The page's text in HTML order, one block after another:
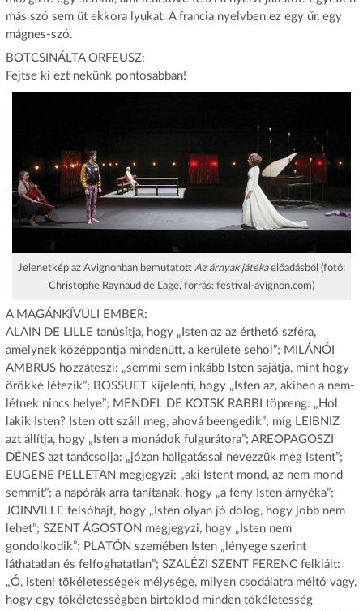
más szó sem üt ekkora lyukat. A francia nyelvben ez egy űr, egy
mágnes-szó.
BOTCSINÁLTA ORFEUSZ:
Fejtse ki ezt nekünk pontosabban!
Jelenetkép az Avignonban bemutatott Az árnyak játékaelőadásból (fotó:
Christophe Raynaud de Lage, forrás: festival-avignon.com)
A MAGÁNKÍVÜLI EMBER:
ALAIN DE LILLE tanúsítja, hogy „Isten az az érthető szféra,
amelynek középpontja mindenütt, a kerülete sehol”; MILÁNÓI
AMBRUS hozzáteszi: „semmi sem inkább Isten sajátja, mint hogy
örökké létezik”; BOSSUET kijelenti, hogy „Isten az, akiben a nem-
létnek nincs helye”; MENDEL DE KOTSK RABBI töpreng: „Hol
lakik Isten? Isten ott száll meg, ahová beengedik”; míg LEIBNIZ
azt állítja, hogy „Isten a monádok fulgurátora”; AREOPAGOSZI
DÉNES azt tanácsolja: „józan hallgatással nevezzük meg Istent”;
EUGENE PELLETAN megjegyzi: „aki Istent mond, az nem mond
semmit”; a napórák arra tanítanak, hogy „a fény Isten árnyéka”;
JOINVILLE felsóhajt, hogy „Isten olyan jó dolog, hogy jobb nem
lehet”; SZENT ÁGOSTON megjegyzi, hogy „Isten nem
gondolkodik”; PLATÓN szemében Isten „lényege szerint
láthatatlan és felfoghatatlan”; SZALÉZI SZENT FERENC felkiált:
„Ó, isteni tökéletességek mélysége, milyen csodálatra méltó vagy,
hogy egy tökéletességben birtoklod minden tökéletesség